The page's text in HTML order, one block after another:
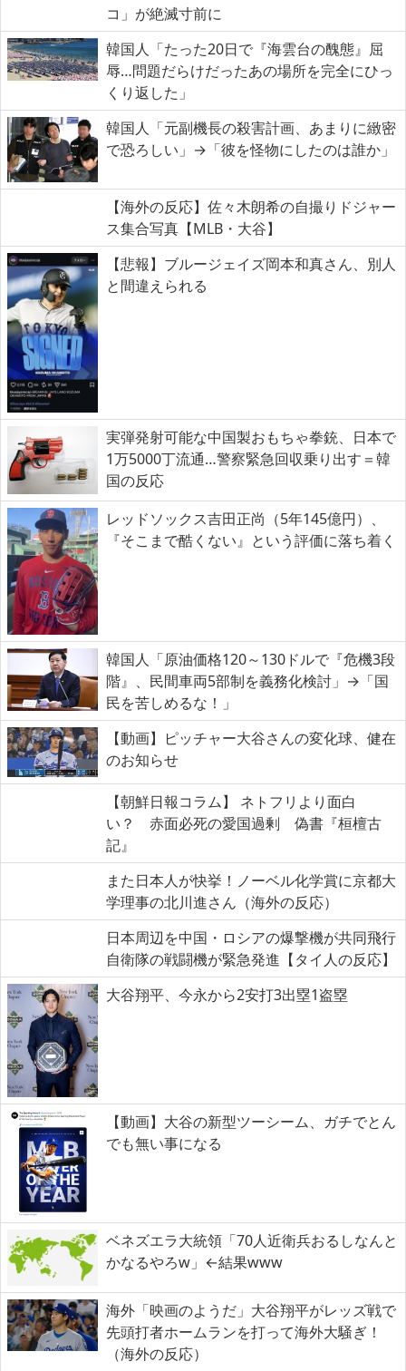
コ」が絶滅寸前に
韓国人「たった20日で『海雲台の醜態』屈
辱…問題だらけだったあの場所を完全にひっ
くり返した」
韓国人「元副機長の殺害計画、あまりに緻密
で恐ろしい」→「彼を怪物にしたのは誰か」
【海外の反応】佐々木朗希の自撮りドジャー
ス集合写真【MLB・大谷】
【悲報】ブルージェイズ岡本和真さん、別人
と間違えられる
実弾発射可能な中国製おもちゃ拳銃、日本で
1万5000丁流通…警察緊急回収乗り出す＝韓
国の反応
レッドソックス吉田正尚（5年145億円）、
『そこまで酷くない』という評価に落ち着く
韓国人「原油価格120～130ドルで『危機3段
階』、民間車両5部制を義務化検討」→「国
民を苦しめるな！」
【動画】ピッチャー大谷さんの変化球、健在
のお知らせ
【朝鮮日報コラム】 ネトフリより面白
い？ 赤面必死の愛国過剰 偽書『桓檀古
記』
また日本人が快挙！ノーベル化学賞に京都大
学理事の北川進さん（海外の反応）
日本周辺を中国・ロシアの爆撃機が共同飛行
自衛隊の戦闘機が緊急発進【タイ人の反応】
大谷翔平、今永から2安打3出塁1盗塁
【動画】大谷の新型ツーシーム、ガチでとん
でも無い事になる
ベネズエラ大統領「70人近衛兵おるしなんと
かなるやろw」←結果www
海外「映画のようだ」大谷翔平がレッズ戦で
先頭打者ホームランを打って海外大騒ぎ！
（海外の反応）